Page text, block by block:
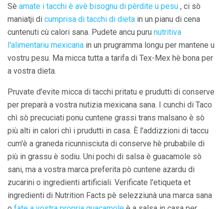
Sè amate i tacchi è avè bisognu di pèrdite u pesu , ci sò
maniatji di cumprisa di tacchi di dieta in un pianu di cena
cuntenuti cù calori sana. Pudete ancu puru nutritiva
l'alimentariu mexicana in un prugramma longu per mantene u
vostru pesu. Ma micca tutta a tarifa di Tex-Mex hè bona per
a vostra dieta.
Pruvate d'evite micca di tacchi pritatu e prudutti di conserve
per preparà a vostra nutizia mexicana sana. I cunchi di Taco
chì sò precuciati ponu cuntene grassi trans malsano è sò
più alti in calori chì i prudutti in casa. È l'addizzioni di taccu
cum'è a graneda ricunnisciuta di conserve hè prubabile di
più in grassu è sodiu. Uni pochi di salsa è guacamole sò
sani, ma a vostra marca preferita pò cuntene azardu di
zucarini o ingredienti artificiali. Verificate l'etiqueta et
ingredienti di Nutrition Facts pè selezziunà una marca sana